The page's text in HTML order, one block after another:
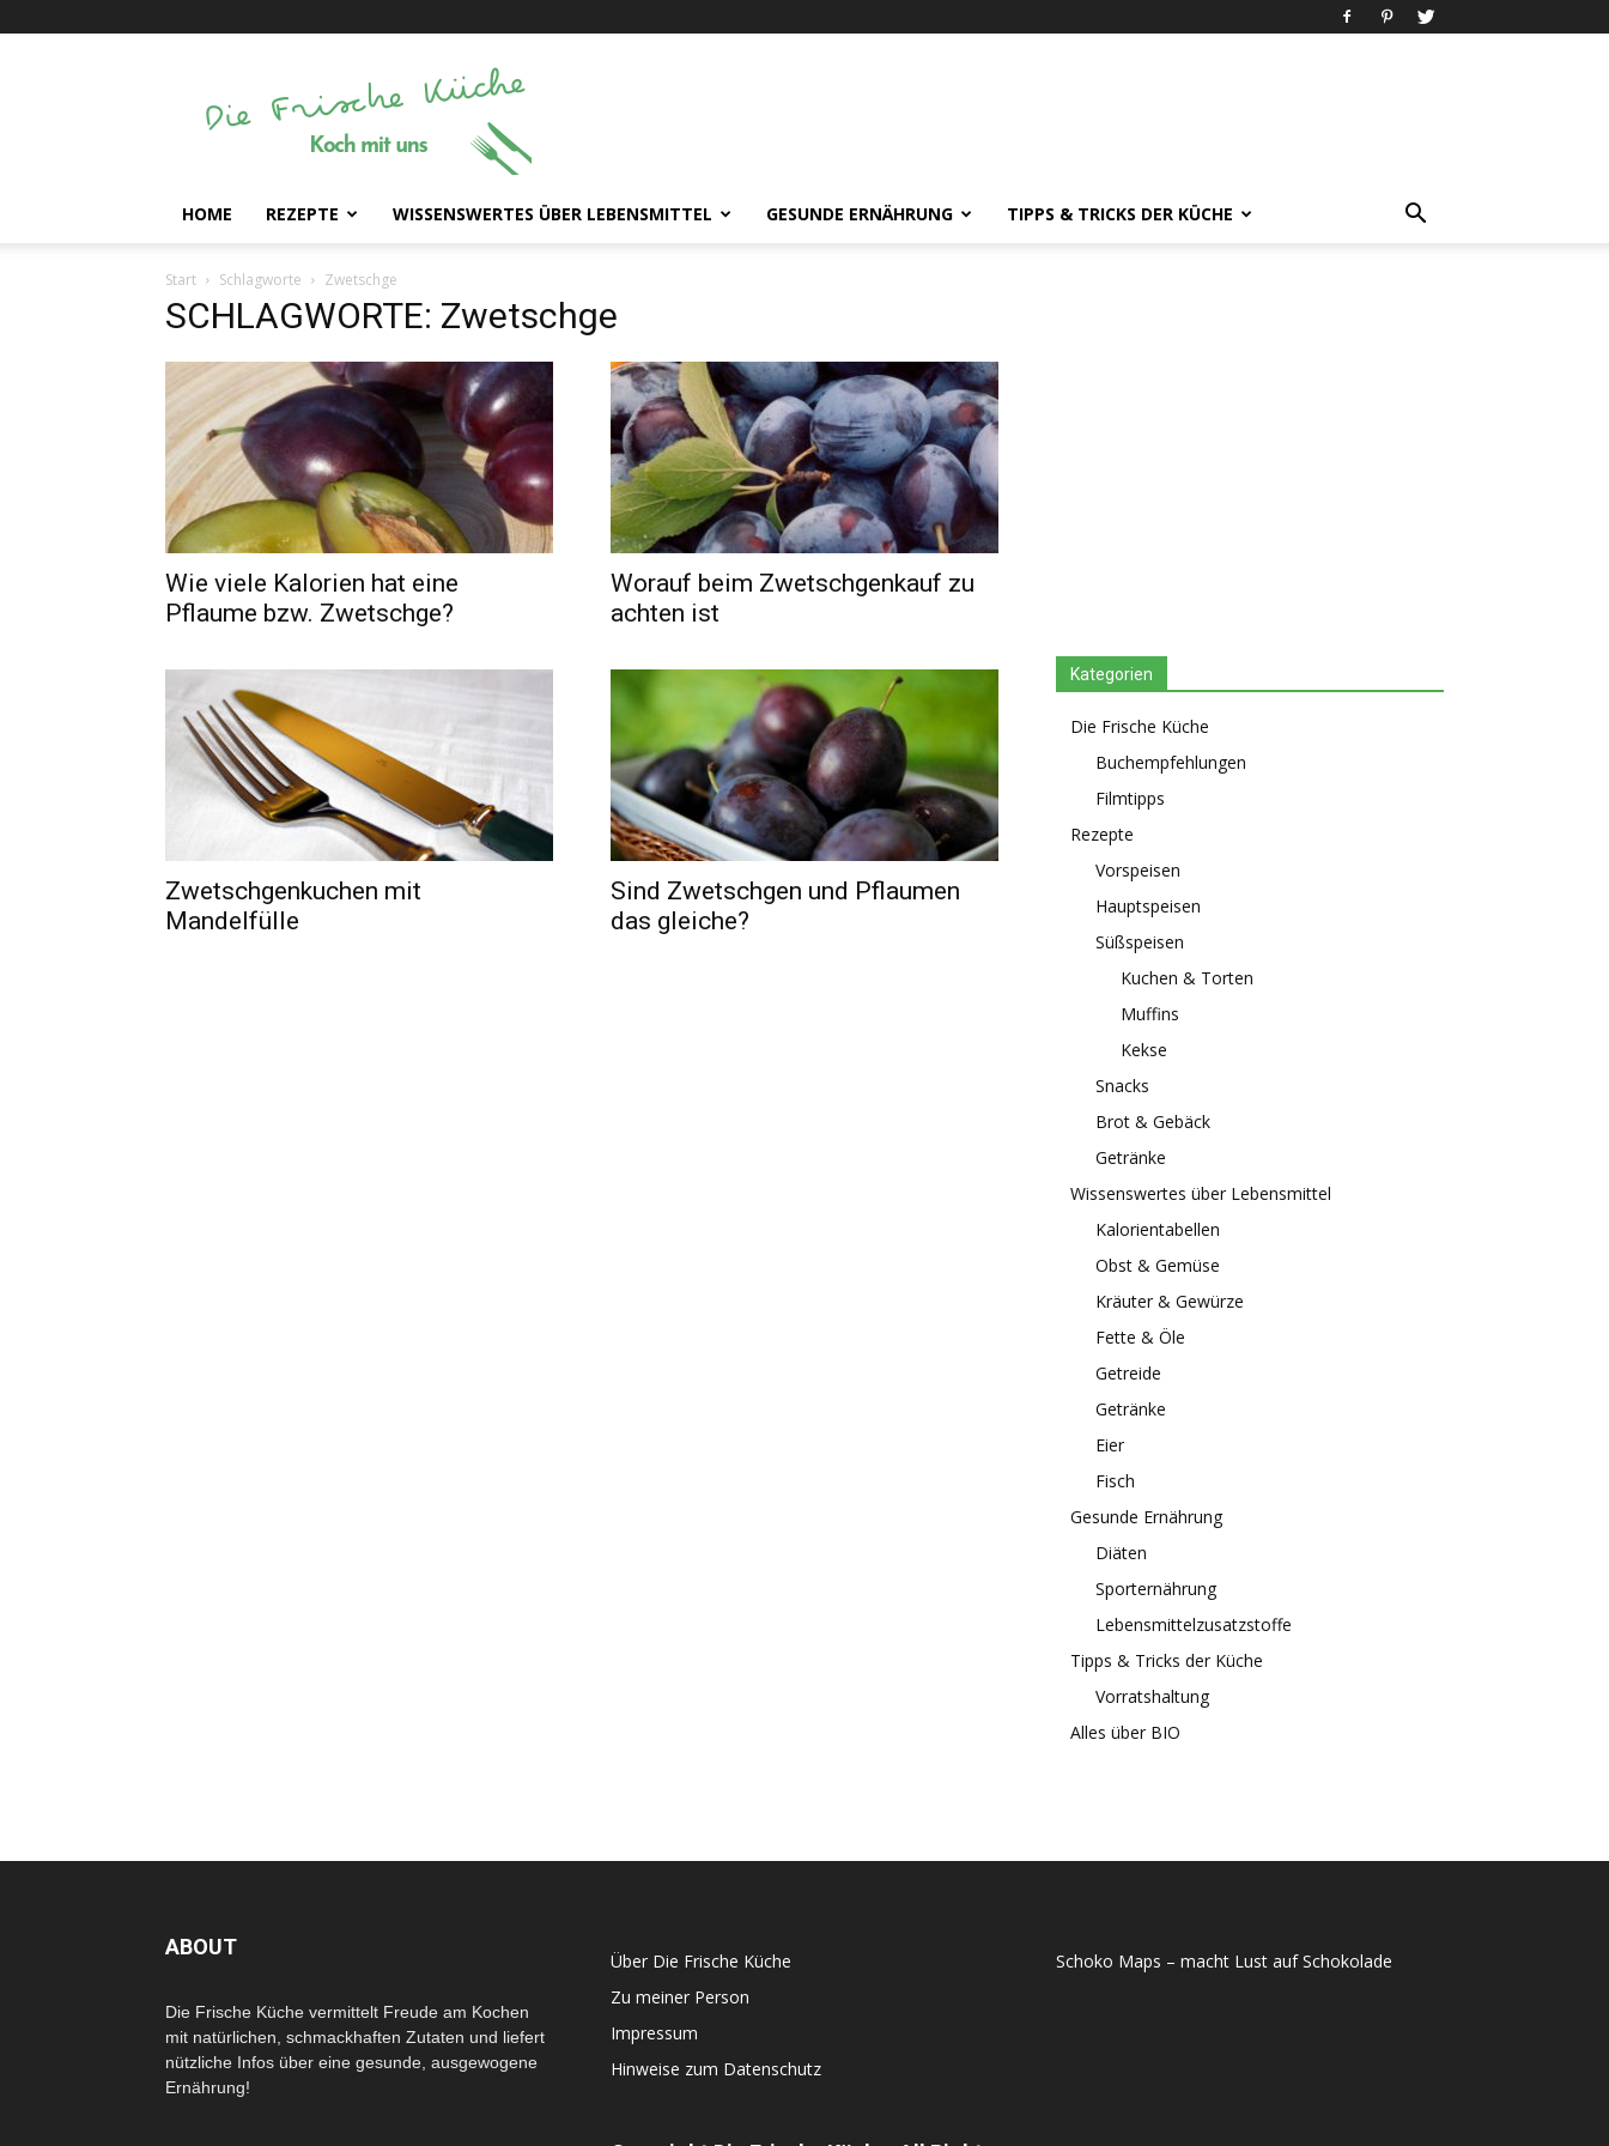
Frische
Küche
HOME REZEPTE WISSENSWERTES ÜBER LEBENSMITTEL GESUNDE ERNÄHRUNG TIPPS & TRICKS DER KÜCHE
Start Schlagworte Zwetschge
SCHLAGWORTE: Zwetschge
Wie viele Kalorien hat eine
Pflaume bzw. Zwetschge?
Worauf beim Zwetschgenkauf zu
achten ist
Zwetschgenkuchen mit
Mandelfülle
Sind Zwetschgen und Pflaumen
das gleiche?
Kategorien
Die Frische Küche
Buchempfehlungen
Filmtipps
Rezepte
Vorspeisen
Hauptspeisen
Süßspeisen
Kuchen & Torten
Muffins
Kekse
Snacks
Brot & Gebäck
Getränke
Wissenswertes über Lebensmittel
Kalorientabellen
Obst & Gemüse
Kräuter & Gewürze
Fette & Öle
Getreide
Getränke
Eier
Fisch
Gesunde Ernährung
Diäten
Sporternährung
Lebensmittelzusatzstoffe
Tipps & Tricks der Küche
Vorratshaltung
Alles über BIO
ABOUT
Die Frische Küche vermittelt Freude am Kochen
mit natürlichen, schmackhaften Zutaten und liefert
nützliche Infos über eine gesunde, ausgewogene
Ernährung!
Über Die Frische Küche
Zu meiner Person
Impressum
Hinweise zum Datenschutz
Schoko Maps – macht Lust auf Schokolade